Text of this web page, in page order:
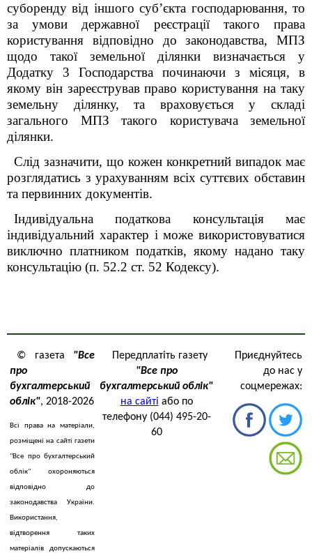
суборенду від іншогосуб’єкта господарювання, то
за умови державної реєстрації такого права
користування відповідно до законодавства, МПЗ
щодо такої земельної ділянки визначається у
Додатку 3 Господарства починаючи з місяця, в
якому він зареєстрував право користування на таку
земельну ділянку, та враховується у складі
загального МПЗ такого користувача земельної
ділянки.
Слід зазначити, що кожен конкретний випадок має
розглядатись з урахуванням всіх суттєвих обставин
та первинних документів.
Індивідуальна податкова консультація має
індивідуальний характер і може використовуватися
виключно платником податків, якому надано таку
консультацію (п. 52.2 ст. 52 Кодексу).
© газета "Все
про
бухгалтерський
облік", 2018-2026
Всі права на матеріали,
розміщені на сайті газети
"Все про бухгалтерський
облік" охороняються
відповідно до
законодавства України.
Використання,
відтворення таких
матеріалів допускаються
Передплатіть газету
"Все про
бухгалтерський облік"
на сайті або по
телефону (044) 495-20-
60
Приєднуйтесь
до нас у
соцмережах: